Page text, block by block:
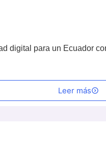
digital para un Ecuador
Leer más